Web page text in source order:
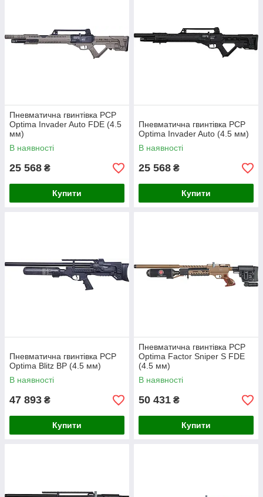
Пневматична гвинтівка PCP
Optima Invader Auto FDE (4.5
мм)
В наявності
25 568 ₴
Купити
Пневматична гвинтівка PCP
Optima Invader Auto (4.5 мм)
В наявності
25 568 ₴
Купити
Пневматична гвинтівка PCP
Optima Blitz BP (4.5 мм)
В наявності
47 893 ₴
Купити
Пневматична гвинтівка PCP
Optima Factor Sniper S FDE
(4.5 мм)
В наявності
50 431 ₴
Купити